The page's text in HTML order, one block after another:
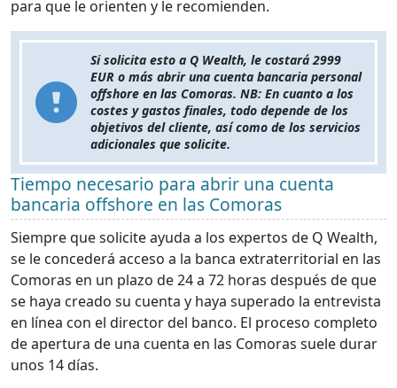
para que le orienten y le recomienden.
Si solicita esto a Q Wealth, le costará 2999
EUR o más abrir una cuenta bancaria personal
offshore en las Comoras. NB: En cuanto a los
costes y gastos finales, todo depende de los
objetivos del cliente, así como de los servicios
adicionales que solicite.
Tiempo necesario para abrir una cuenta
bancaria offshore en las Comoras
Siempre que solicite ayuda a los expertos de Q Wealth,
se le concederá acceso a la banca extraterritorial en las
Comoras en un plazo de 24 a 72 horas después de que
se haya creado su cuenta y haya superado la entrevista
en línea con el director del banco. El proceso completo
de apertura de una cuenta en las Comoras suele durar
unos 14 días.